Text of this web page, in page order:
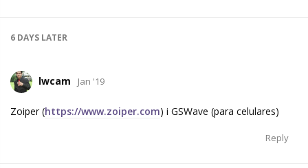
6 DAYS LATER
lwcam Jan '19
Zoiper (https://www.zoiper.com) i GSWave (para celulares)
Reply